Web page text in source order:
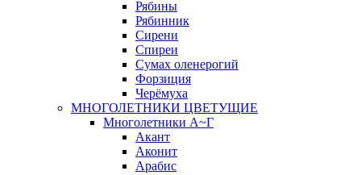
Рябины
Рябинник
Сирени
Спиреи
Сумах оленерогий
Форзиция
Черёмуха
МНОГОЛЕТНИКИ ЦВЕТУЩИЕ
Многолетники А~Г
Акант
Аконит
Арабис